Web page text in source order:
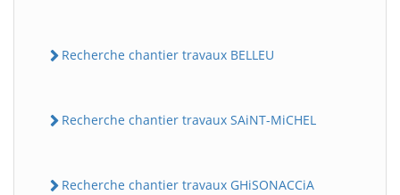
Recherche chantier travaux BELLEU
Recherche chantier travaux SAiNT-MiCHEL
Recherche chantier travaux GHiSONACCiA